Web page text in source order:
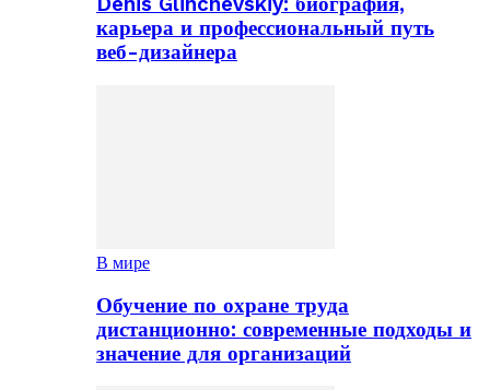
карьера и профессиональный путь
веб-дизайнера
В мире
Обучение по охране труда
дистанционно: современные подходы и
значение для организаций